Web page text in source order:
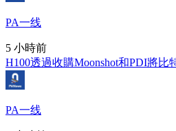
PA一线
5 小時前
H100透過收購Moonshot和PDI將比
PA一线